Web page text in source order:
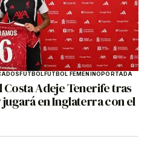
FÚTBOLFÚTBOL FEMENINOPORTADA
Costa Adeje Tenerife tras
jugará en Inglaterra con el